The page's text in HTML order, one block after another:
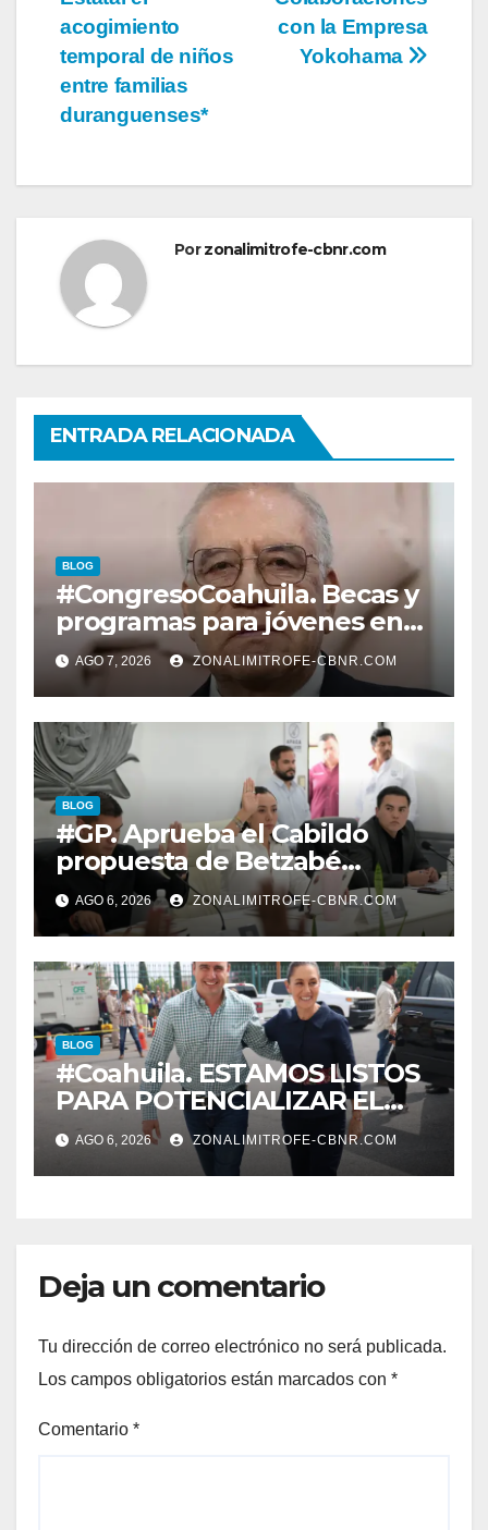
con la Empresa
Yokohama
acogimiento
temporal de niños
entre familias
duranguenses*
Porzonalimitrofe-cbnr.com
ENTRADA RELACIONADA
BLOG
#CongresoCoahuila. Becas y
programas para jóvenes en
áreas agropecuarias, plantea
Raúl Onofre
AGO 7, 2026 ZONALIMITROFE-CBNR.COM
BLOG
#GP. Aprueba el Cabildo
propuesta de Betzabé
Martínez para su primer
informe el día 20 de agosto a
las 11 de la mañana*
AGO 6, 2026 ZONALIMITROFE-CBNR.COM
BLOG
#Coahuila. ESTAMOS LISTOS
PARA POTENCIALIZAR EL
GAS COAHUILA: MANOLO
AGO 6, 2026 ZONALIMITROFE-CBNR.COM
Deja un comentario
Tu dirección de correo electrónico no será publicada.
Los campos obligatorios están marcados con *
Comentario *